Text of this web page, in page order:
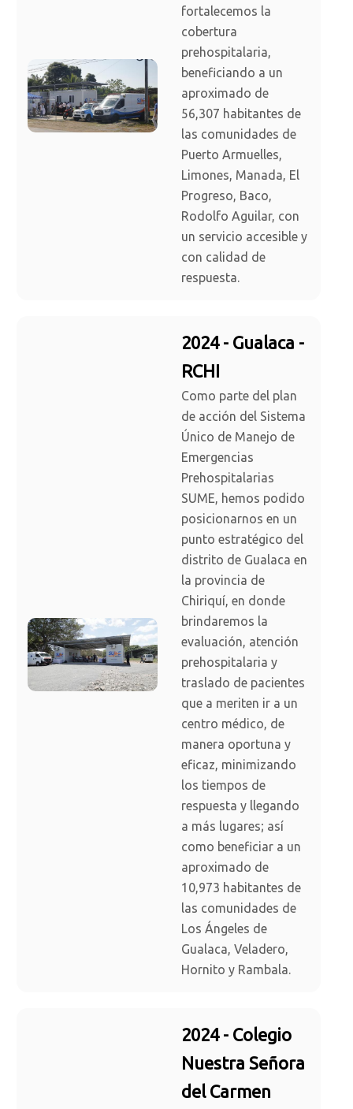
fortalecemos la
cobertura
prehospitalaria,
beneficiando a un
aproximado de
56,307 habitantes de
las comunidades de
Puerto Armuelles,
Limones, Manada, El
Progreso, Baco,
Rodolfo Aguilar, con
un servicio accesible y
con calidad de
respuesta.
2024 - Gualaca -
RCHI
Como parte del plan
de acción del Sistema
Único de Manejo de
Emergencias
Prehospitalarias
SUME, hemos podido
posicionarnos en un
punto estratégico del
distrito de Gualaca en
la provincia de
Chiriquí, en donde
brindaremos la
evaluación, atención
prehospitalaria y
traslado de pacientes
que a meriten ir a un
centro médico, de
manera oportuna y
eficaz, minimizando
los tiempos de
respuesta y llegando
a más lugares; así
como beneficiar a un
aproximado de
10,973 habitantes de
las comunidades de
Los Ángeles de
Gualaca, Veladero,
Hornito y Rambala.
2024 - Colegio
Nuestra Señora
del Carmen